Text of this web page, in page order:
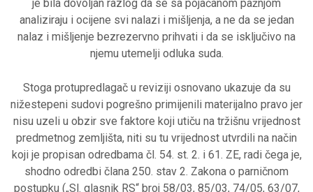
je bila dovoljan razlog da se sa pojačanom pažnjom
analiziraju i ocijene svi nalazi i mišljenja, a ne da se jedan
nalaz i mišljenje bezrezervno prihvati i da se isključivo na
njemu utemelji odluka suda.
Stoga protupredlagač u reviziji osnovano ukazuje da su
nižestepeni sudovi pogrešno primijenili materijalno pravo jer
nisu uzeli u obzir sve faktore koji utiču na tržišnu vrijednost
predmetnog zemljišta, niti su tu vrijednost utvrdili na način
koji je propisan odredbama čl. 54. st. 2. i 61. ZE, radi čega je,
shodno odredbi člana 250. stav 2. Zakona o parničnom
postupku („Sl. glasnik RS“ broj 58/03, 85/03, 74/05, 63/07,